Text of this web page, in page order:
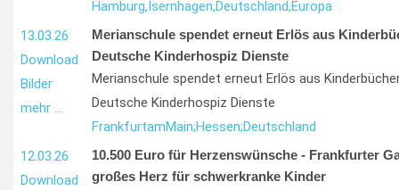
Hamburg,Isernhagen,Deutschland,Europa
13.03.26
Download
Bilder
mehr …
Merianschule spendet erneut Erlös aus
Deutsche Kinderhospiz Dienste
Merianschule spendet erneut Erlös aus
Deutsche Kinderhospiz Dienste
FrankfurtamMain;Hessen;Deutschland
12.03.26
Download
10.500 Euro für Herzenswünsche - Frankfurter
großes Herz für schwerkranke Kinder